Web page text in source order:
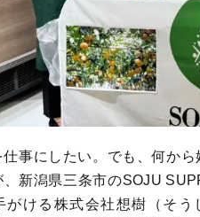
仕事にしたい。でも、何か
、新潟県三条市のSOJU
がける株式会社想樹（そ